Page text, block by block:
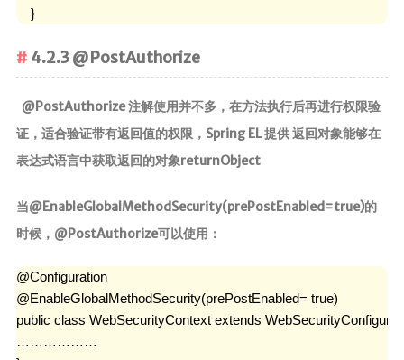
    }
4.2.3 @PostAuthorize
@PostAuthorize 注解使用并不多，在方法执行后再进行权限验
证，适合验证带有返回值的权限，Spring EL 提供 返回对象能够在
表达式语言中获取返回的对象returnObject
当@EnableGlobalMethodSecurity(prePostEnabled=true)的
时候，@PostAuthorize可以使用：
@Configuration
@EnableGlobalMethodSecurity(prePostEnabled= true)
public class WebSecurityContext extends
………………